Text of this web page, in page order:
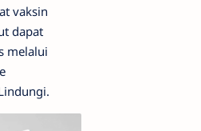
vaksin
dapat
melalui